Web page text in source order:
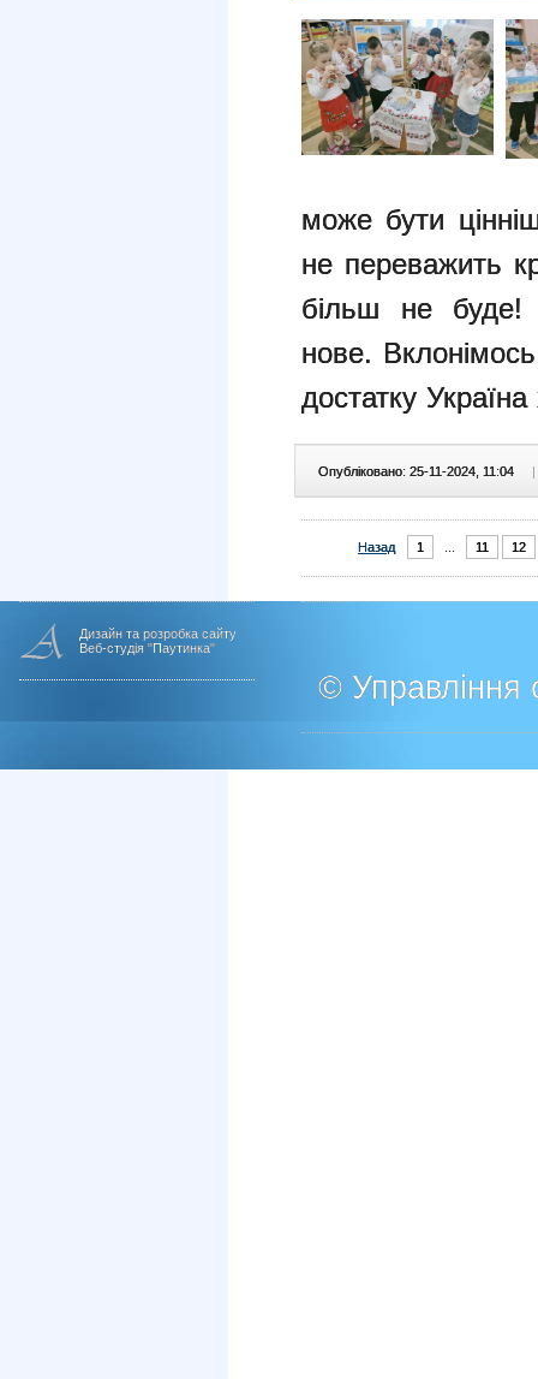
може бути
не переважить
більш не
нове.
достатку
Опубліковано: 25-11-2024, 11:04 |
Назад 1 11 12
Дизайн та розробка сайту
Веб-студія "Паутинка"
© Управління